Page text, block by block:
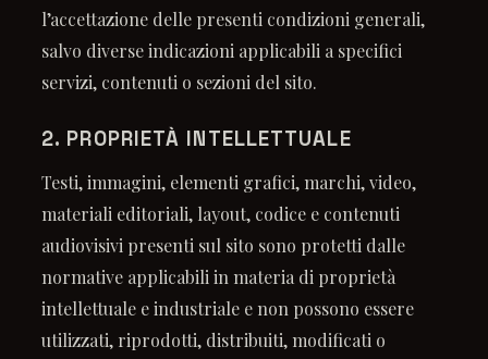
l’accettazione delle presenti condizioni generali,
salvo diverse indicazioni applicabili a specifici
servizi, contenuti o sezioni del sito.
2. PROPRIETÀ INTELLETTUALE
Testi, immagini, elementi grafici, marchi, video,
materiali editoriali, layout, codice e contenuti
audiovisivi presenti sul sito sono protetti dalle
normative applicabili in materia di proprietà
intellettuale e industriale e non possono essere
utilizzati, riprodotti, distribuiti, modificati o